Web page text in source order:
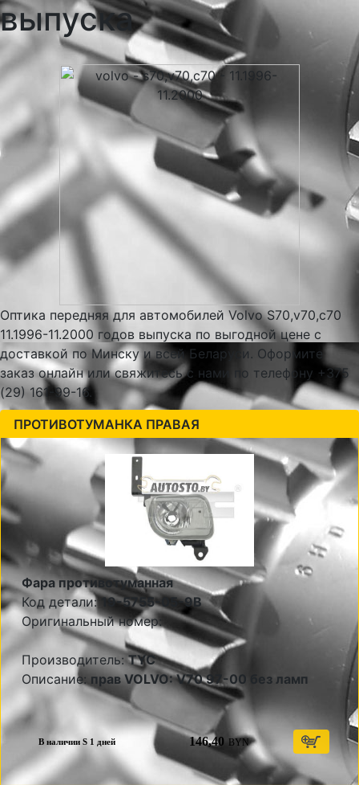
выпуска
Оптика передняя для автомобилей Volvo S70,v70,c70
11.1996-11.2000 годов выпуска по выгодной цене с
доставкой по Минску и всей Беларуси. Оформите
заказ онлайн или свяжитесь с нами по телефону +375
(29) 161-99-16.
ПРОТИВОТУМАНКА ПРАВАЯ
Фара противотуманная
Код детали: 19-5755-05-9B
Оригинальный номер:
Производитель:TYC
Описание: прав VOLVO: V70 97-00 без ламп
В наличии S 1 дней 146,40 BYN